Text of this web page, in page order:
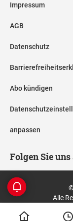
Impressum
AGB
Datenschutz
Abo kündigen
anpassen
Folgen Sie uns
Alle